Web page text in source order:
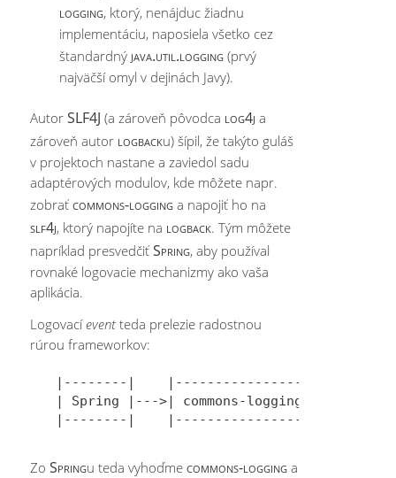
logging, ktorý, nenájduc žiadnu
implementáciu, naposiela všetko cez
štandardný java.util.logging(prvý
najväčší omyl v dejinách Javy).
AutorSLF4J (a zároveň pôvodca log4j a
zároveň autor logbacku) šípil, že takýto guláš
v projektoch nastane a zaviedol sadu
adaptérových modulov, kde môžete napr.
zobraťcommons-logging a napojiť ho na
slf4j, ktorý napojíte na logback. Tým môžete
napríklad presvedčiťSpring, aby používal
rovnaké logovacie mechanizmy ako vaša
aplikácia.
Logovacíevent teda prelezie radostnou
rúrou frameworkov:
|--------|    |-----------------|
| Spring |--->| commons-logging |--->|
ZoSpringu teda vyhoďmecommons-logging a